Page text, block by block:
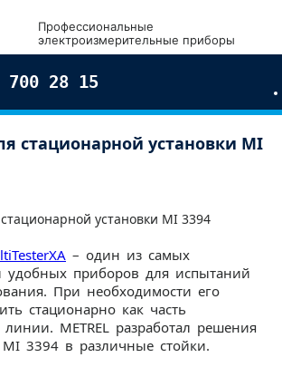
Профессиональные
электроизмерительные приборы
700 28 15
стационарной установки MI
– один из самых
удобных приборов для испытаний
При необходимости его
стационарно как часть
METREL разработал решения
3394 в различные стойки.